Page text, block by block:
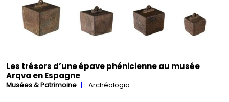
Les trésors d’une épave phénicienne au musée
Arqva en Espagne
Musées & Patrimoine Archéologia